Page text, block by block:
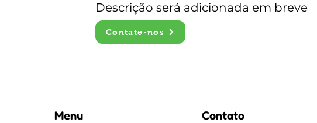
Descrição será adicionada em breve
Contate-nos
Menu Contato